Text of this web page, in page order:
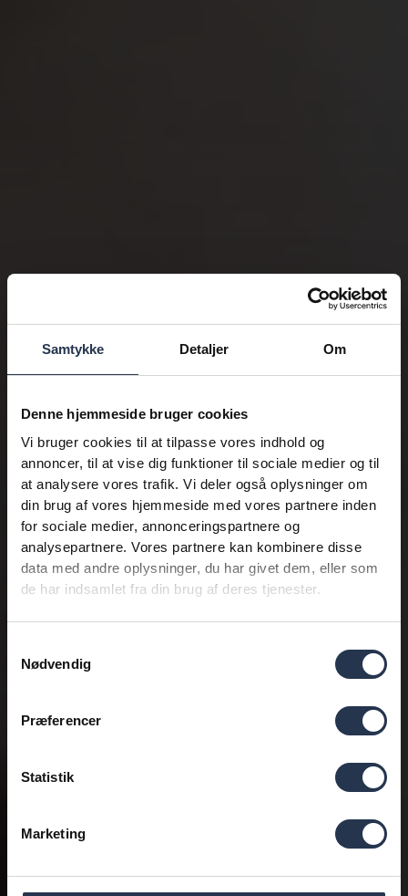
Samtykke Detaljer Om
Denne hjemmeside bruger cookies
Vi bruger cookies til at tilpasse vores indhold og
annoncer, til at vise dig funktioner til sociale medier og til
at analysere vores trafik. Vi deler også oplysninger om
din brug af vores hjemmeside med vores partnere inden
for sociale medier, annonceringspartnere og
analysepartnere. Vores partnere kan kombinere disse
data med andre oplysninger, du har givet dem, eller som
de har indsamlet fra din brug af deres tjenester.
Nødvendig
Præferencer
Statistik
Marketing